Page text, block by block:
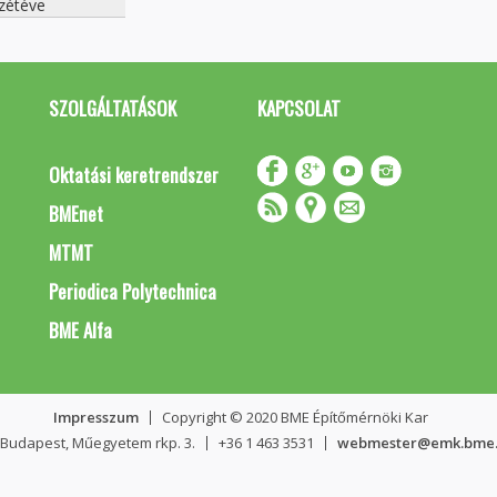
SZOLGÁLTATÁSOK
Oktatási keretrendszer
BMEnet
MTMT
Periodica Polytechnica
BME Alfa
KAPCSOLAT
Impresszum
Copyright © 2020 BME Építőmérnöki Kar
Műegyetem rkp. 3.
+36 1 463 3531